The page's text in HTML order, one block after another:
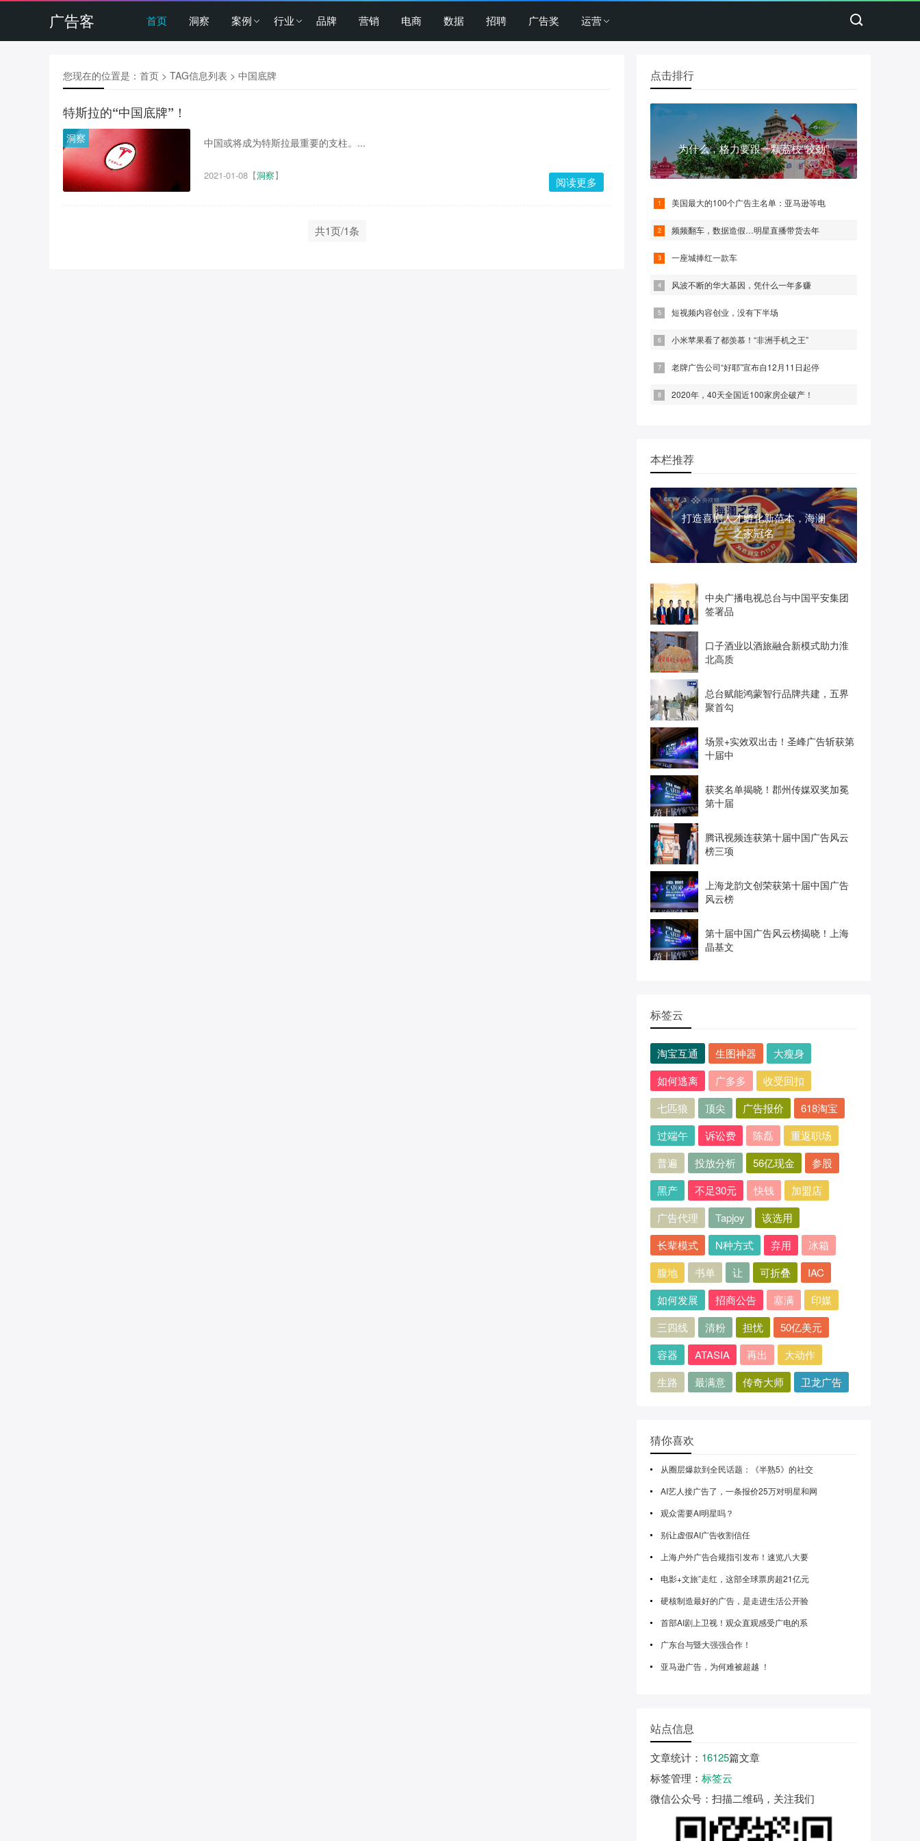
广告客 首页 洞察 案例 行业 品牌 营销 电商 数据 招聘 广告奖 运营
您现在的位置是： 首页 > TAG信息列表 > 中国底牌
特斯拉的“中国底牌”！
洞察 中国或将成为特斯拉最重要的支柱。...
2021-01-08【洞察】 阅读更多
共1页/1条
点击排行
为什么，格力要跟一颗荔枝“较劲”
美国最大的100个广告主名单：亚马逊等电
频频翻车，数据造假…明星直播带货去年
一座城捧红一款车
风波不断的华大基因，凭什么一年多赚
短视频内容创业，没有下半场
小米苹果看了都羡慕！“非洲手机之王”
老牌广告公司“好耶”宣布自12月11日起停
2020年，40天全国近100家房企破产！
本栏推荐
打造喜剧人才孵化新范本，海澜
之家冠名
中央广播电视总台与中国平安集团
签署品
口子酒业以酒旅融合新模式助力淮
北高质
总台赋能鸿蒙智行品牌共建，五界
聚首勾
场景+实效双出击！圣峰广告斩获第
十届中
获奖名单揭晓！郡州传媒双奖加冕
第十届
腾讯视频连获第十届中国广告风云
榜三项
上海龙韵文创荣获第十届中国广告
风云榜
第十届中国广告风云榜揭晓！上海
晶基文
标签云
淘宝互通 生图神器
大瘦身
如何逃离
广多多
收受回扣
七匹狼
顶尖 广告报价
618淘宝
过端午
诉讼费 陈磊
重返职场
普遍
投放分析 56亿现金
参股
黑产
不足30元 快钱
加盟店
广告代理
Tapjoy
该选用
长辈模式
N种方式 弃用
冰箱
腹地
书单 让 可折叠
IAC
如何发展
招商公告 塞满
印媒
三四线
清粉 担忧
50亿美元
容器
ATASIA 再出
大动作
生路
最满意 传奇大师 卫龙广告
猜你喜欢
从圈层爆款到全民话题：《半熟5》的社交
AI艺人接广告了，一条报价25万对明星和网
观众需要AI明星吗？
别让虚假AI广告收割信任
上海户外广告合规指引发布！速览八大要
电影+文旅”走红，这部全球票房超21亿元
硬核制造最好的广告，是走进生活公开验
首部AI剧上卫视！观众直观感受广电的系
广东台与暨大强强合作！
亚马逊广告，为何难被超越 ！
站点信息
文章统计 ： 16125篇文章
标签管理 ： 标签云
微信公众号 ：扫描二维码，关注我们